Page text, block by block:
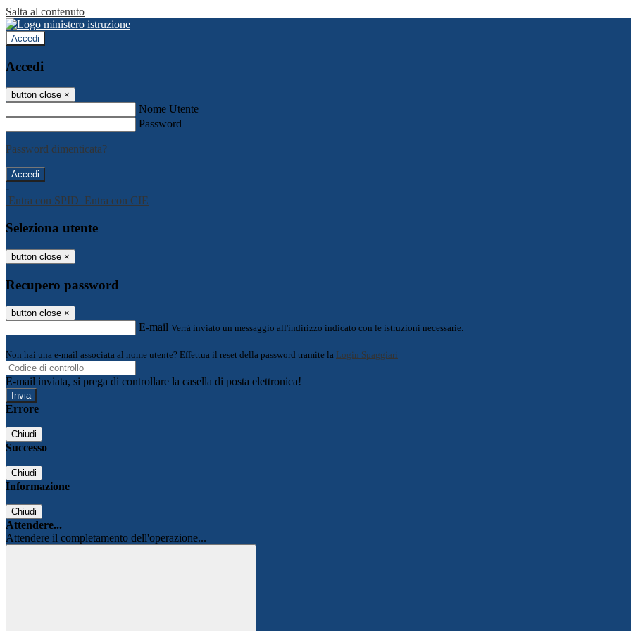
Salta al contenuto
Accedi
Accedi
button close ×
Nome Utente
Password
Password dimenticata?
-
Entra con SPID Entra con CIE
Seleziona utente
button close ×
Recupero password
button close ×
E-mail Verrà inviato un messaggio all'indirizzo indicato con le istruzioni necessarie.
Non hai una e-mail associata al nome utente? Effettua il reset della password tramite la Login Spaggiari
E-mail inviata, si prega di controllare la casella di posta elettronica!
Errore
Chiudi
Successo
Chiudi
Informazione
Chiudi
Attendere...
Attendere il completamento dell'operazione...